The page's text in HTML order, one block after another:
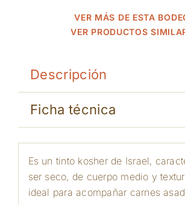
VER MÁS DE ESTA
VER PRODUCTOS
Descripción
Ficha técnica
Es un tinto kosher de Israel,
ser seco, de cuerpo medio y
ideal para acompañar carnes